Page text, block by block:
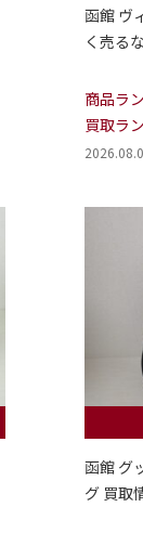
函館 ヴ
く売る
商品ラ
買取ラ
函館 グ
グ 買取